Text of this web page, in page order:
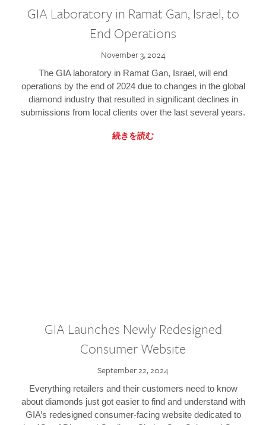
GIA Laboratory in Ramat Gan, Israel, to
End Operations
November 3, 2024
The GIA laboratory in Ramat Gan, Israel, will end
operations by the end of 2024 due to changes in the global
diamond industry that resulted in significant declines in
submissions from local clients over the last several years.
続きを読む
GIA Launches Newly Redesigned
Consumer Website
September 22, 2024
Everything retailers and their customers need to know
about diamonds just got easier to find and understand with
GIA’s redesigned consumer-facing website dedicated to